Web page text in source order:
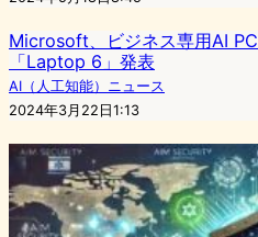
Microsoft、ビジネス専用AI
「Laptop 6」発表
AI（人工知能）ニュース
2024年3月22日1:13